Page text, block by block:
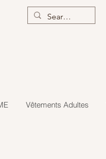
Vêtements Adultes